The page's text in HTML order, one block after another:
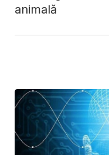
animală